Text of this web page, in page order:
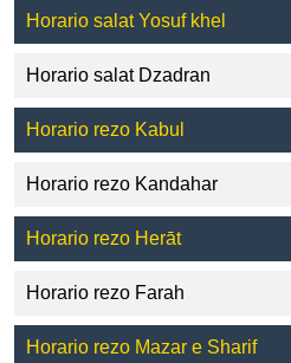
Horario salat Yosuf khel
Horario salat Dzadran
Horario rezo Kabul
Horario rezo Kandahar
Horario rezo Herāt
Horario rezo Farah
Horario rezo Mazar e Sharif